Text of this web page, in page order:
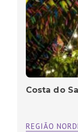
Costa do
REGIÃO